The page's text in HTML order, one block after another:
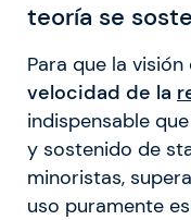
teoría se
Para que la
velocidad de la
indispensable
y sostenido de
minoristas,
uso puramente